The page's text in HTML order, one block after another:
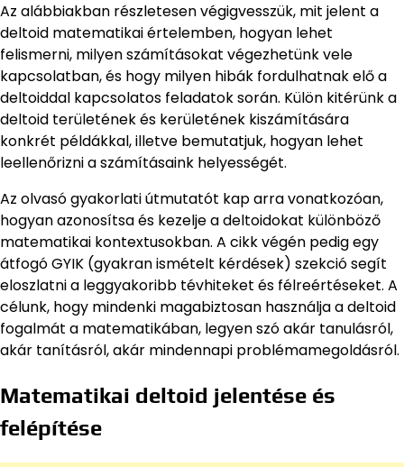
Az alábbiakban részletesen végigvesszük, mit jelent a
deltoid matematikai értelemben, hogyan lehet
felismerni, milyen számításokat végezhetünk vele
kapcsolatban, és hogy milyen hibák fordulhatnak elő a
deltoiddal kapcsolatos feladatok során. Külön kitérünk a
deltoid területének és kerületének kiszámítására
konkrét példákkal, illetve bemutatjuk, hogyan lehet
leellenőrizni a számításaink helyességét.
Az olvasó gyakorlati útmutatót kap arra vonatkozóan,
hogyan azonosítsa és kezelje a deltoidokat különböző
matematikai kontextusokban. A cikk végén pedig egy
átfogó GYIK (gyakran ismételt kérdések) szekció segít
eloszlatni a leggyakoribb tévhiteket és félreértéseket. A
célunk, hogy mindenki magabiztosan használja a deltoid
fogalmát a matematikában, legyen szó akár tanulásról,
akár tanításról, akár mindennapi problémamegoldásról.
Matematikai deltoid jelentése és
felépítése